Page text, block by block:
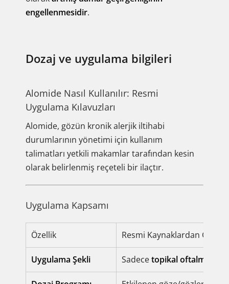
engellenmesidir.
Dozaj ve uygulama bilgileri
Alomide Nasıl Kullanılır: Resmi
Uygulama Kılavuzları
Alomide, gözün kronik alerjik iltihabi
durumlarının yönetimi için kullanım
talimatları yetkili makamlar tarafından kesin
olarak belirlenmiş reçeteli bir ilaçtır.
Uygulama Kapsamı
Özellik Resmi Kaynaklardan Gelen
Uygulama Şekli Sadecetopikal oftalmik